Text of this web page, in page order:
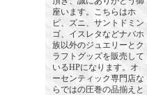
座います。こちらはホ
ピ、ズニ、サントドミン
ゴ、イスレタなどナバホ
族以外のジュエリーとク
ラフトグッズを販売して
いるHPになります。オ
ーセンティック専門店な
らではの圧巻の品揃えと